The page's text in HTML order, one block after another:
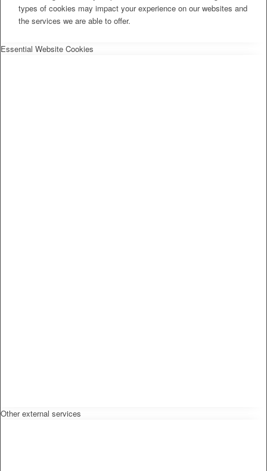
types of cookies may impact your experience on our websites and
the services we are able to offer.
Essential Website Cookies
Other external services